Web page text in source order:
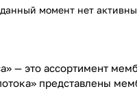
момент нет
— это ассортимент
представлены